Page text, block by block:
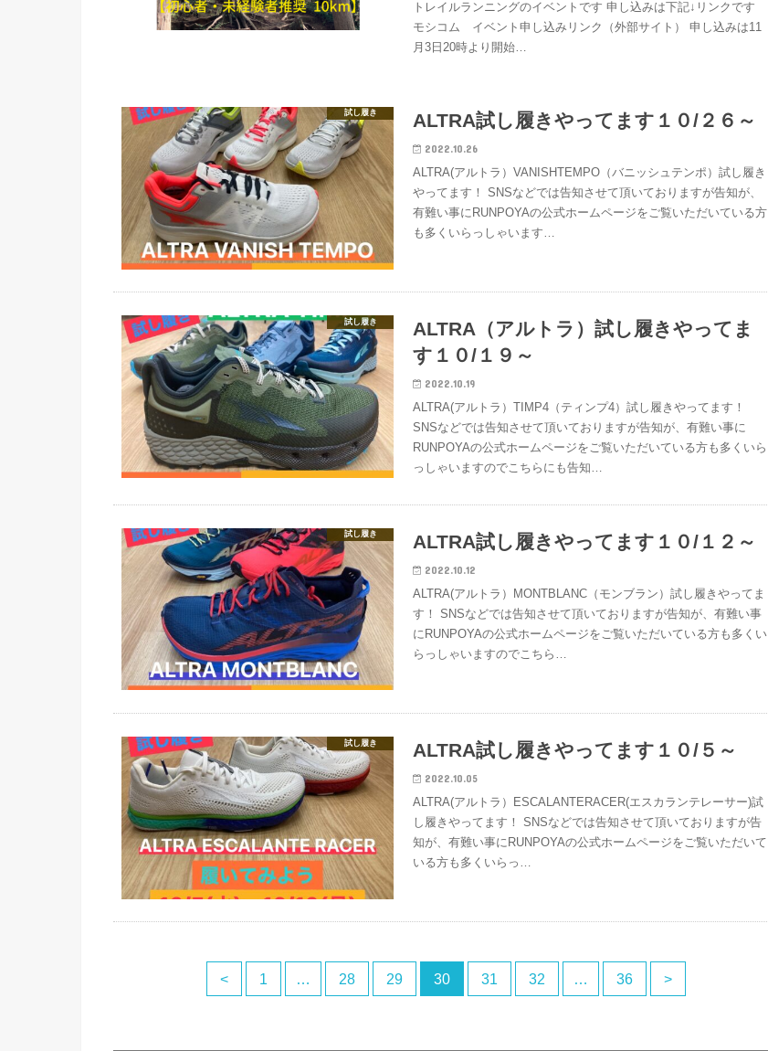
トレイルランニングのイベントです 申し込みは下記↓リンクです
モシコム イベント申し込みリンク（外部サイト） 申し込みは11
月3日20時より開始…
試し履き ALTRA試し履きやってます１０/２６～
2022.10.26
ALTRA(アルトラ）VANISHTEMPO（バニッシュテンポ）試し履き
やってます！ SNSなどでは告知させて頂いておりますが告知が、
有難い事にRUNPOYAの公式ホームページをご覧いただいている方
も多くいらっしゃいます…
試し履き
ALTRA（アルトラ）試し履きやってま
す１０/１９～
2022.10.19
ALTRA(アルトラ）TIMP4（ティンプ4）試し履きやってます！
SNSなどでは告知させて頂いておりますが告知が、有難い事に
RUNPOYAの公式ホームページをご覧いただいている方も多くいら
っしゃいますのでこちらにも告知…
試し履き ALTRA試し履きやってます１０/１２～
2022.10.12
ALTRA(アルトラ）MONTBLANC（モンブラン）試し履きやってま
す！ SNSなどでは告知させて頂いておりますが告知が、有難い事
にRUNPOYAの公式ホームページをご覧いただいている方も多くい
らっしゃいますのでこちら…
試し履き ALTRA試し履きやってます１０/５～
2022.10.05
ALTRA(アルトラ）ESCALANTERACER(エスカランテレーサー)試
し履きやってます！ SNSなどでは告知させて頂いておりますが告
知が、有難い事にRUNPOYAの公式ホームページをご覧いただいて
いる方も多くいらっ…
< 1 … 28 29 30 31 32 … 36 >